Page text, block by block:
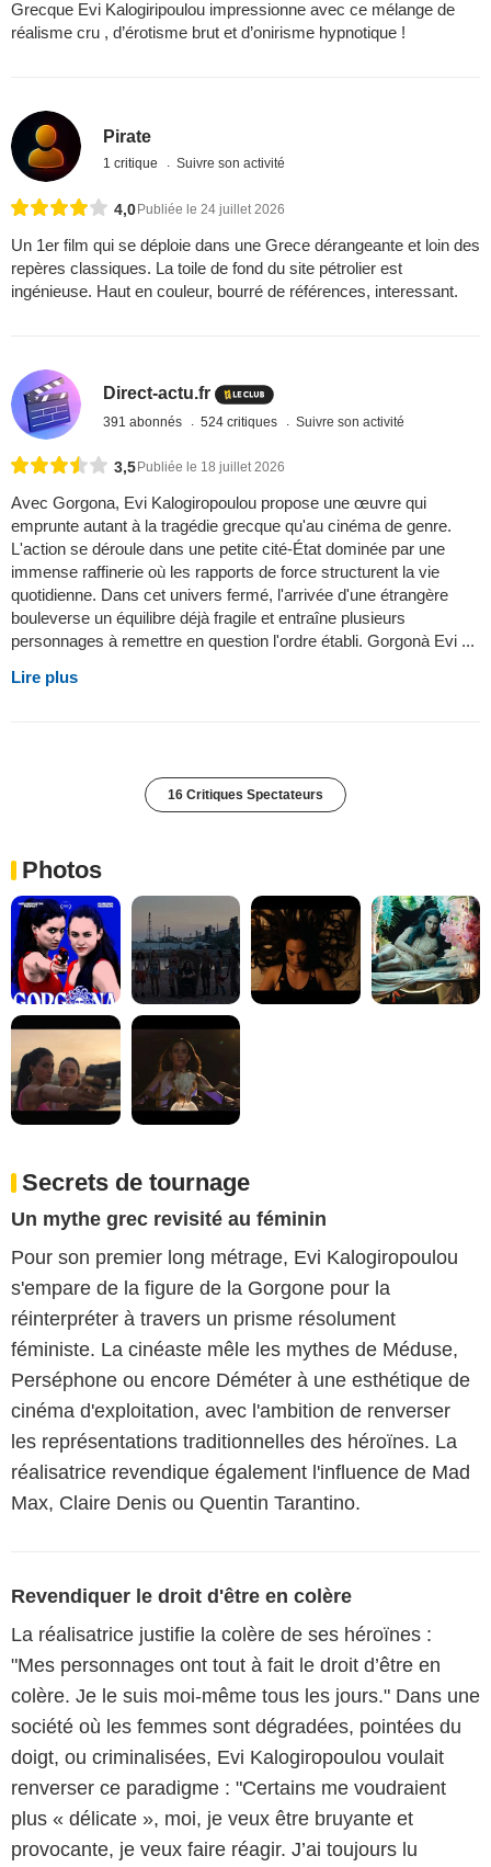
Grecque Evi Kalogiripoulou impressionne avec ce mélange de
réalisme cru , d’érotisme brut et d’onirisme hypnotique !
Pirate
1 critique Suivre son activité
4,0Publiée le 24 juillet 2026
Un 1er film qui se déploie dans une Grece dérangeante et loin des
repères classiques. La toile de fond du site pétrolier est
ingénieuse. Haut en couleur, bourré de références, interessant.
Direct-actu.fr
391 abonnés 524 critiques Suivre son activité
3,5Publiée le 18 juillet 2026
Avec Gorgona, Evi Kalogiropoulou propose une œuvre qui
emprunte autant à la tragédie grecque qu'au cinéma de genre.
L'action se déroule dans une petite cité-État dominée par une
immense raffinerie où les rapports de force structurent la vie
quotidienne. Dans cet univers fermé, l'arrivée d'une étrangère
bouleverse un équilibre déjà fragile et entraîne plusieurs
personnages à remettre en question l'ordre établi. Gorgonà Evi ...
Lire plus
16 Critiques Spectateurs
Photos
Secrets de tournage
Un mythe grec revisité au féminin
Pour son premier long métrage, Evi Kalogiropoulou
s'empare de la figure de la Gorgone pour la
réinterpréter à travers un prisme résolument
féministe. La cinéaste mêle les mythes de Méduse,
Perséphone ou encore Déméter à une esthétique de
cinéma d'exploitation, avec l'ambition de renverser
les représentations traditionnelles des héroïnes. La
réalisatrice revendique également l'influence de Mad
Max, Claire Denis ou Quentin Tarantino.
Revendiquer le droit d'être en colère
La réalisatrice justifie la colère de ses héroïnes :
"Mes personnages ont tout à fait le droit d’être en
colère. Je le suis moi-même tous les jours." Dans une
société où les femmes sont dégradées, pointées du
doigt, ou criminalisées, Evi Kalogiropoulou voulait
renverser ce paradigme : "Certains me voudraient
plus « délicate », moi, je veux être bruyante et
provocante, je veux faire réagir. J’ai toujours lu